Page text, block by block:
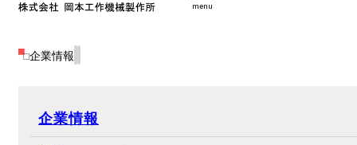
menu
企業情報
企業情報